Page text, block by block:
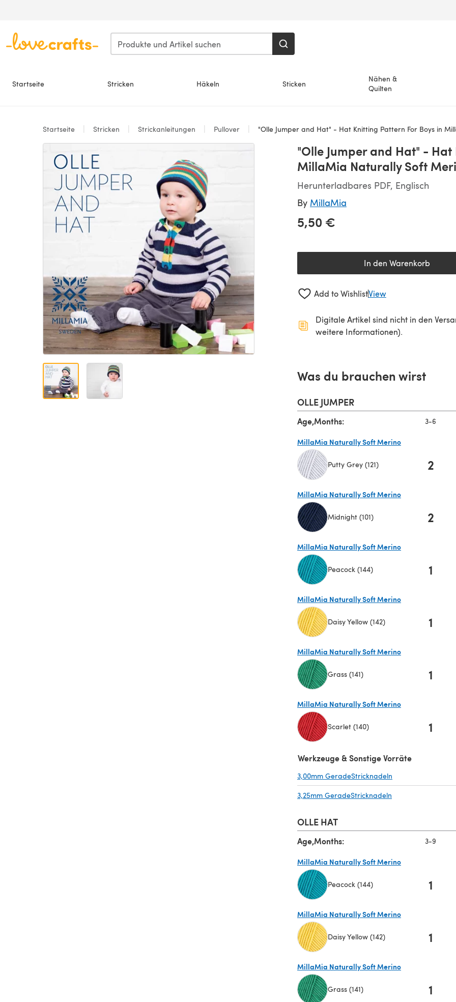
Startseite Stricken Häkeln Sticken
Nähen &
Quilten
Startseite Stricken Strickanleitungen Pullover "Olle Jumper and Hat" - Hat Knitting Pattern For Boys in
"Olle Jumper and Hat" -
MillaMia Naturally Soft
Herunterladbares PDF, Englisch
By MillaMia
5,50 €
In den Warenkorb
Add to WishlistView
Digitale Artikel sind nicht in den
weitere Informationen).
Was du brauchen wirst
OLLE JUMPER
Age,Months: 3-6
MillaMia Naturally Soft Merino
Putty Grey (121) 2
MillaMia Naturally Soft Merino
Midnight (101) 2
MillaMia Naturally Soft Merino
Peacock (144) 1
MillaMia Naturally Soft Merino
Daisy Yellow (142) 1
MillaMia Naturally Soft Merino
Grass (141) 1
MillaMia Naturally Soft Merino
Scarlet (140) 1
Werkzeuge & Sonstige Vorräte
3,00mm GeradeStricknadeln
3,25mm GeradeStricknadeln
OLLE HAT
Age,Months: 3-9
MillaMia Naturally Soft Merino
Peacock (144) 1
MillaMia Naturally Soft Merino
Daisy Yellow (142) 1
MillaMia Naturally Soft Merino
Grass (141) 1